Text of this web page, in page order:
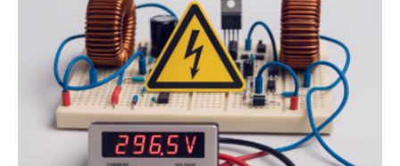
Sozialfonds Plus (ESF+) gefördert – mit einer
Gesamtsumme von mehr als zwei Millionen Euro.
Damit zählt die Hochschule zu den großen
Gewinnerinnen der aktuellen Förderrunde des
Bayerischen Wissenschaftsministeriums. Im
Mittelpunkt steht der direkte Wissenstransfer: Neue
wissenschaftliche Erkenntnisse sollen rasch in die